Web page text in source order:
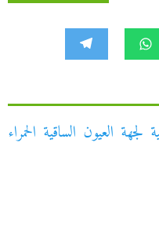
العيون الساقية الحمراء